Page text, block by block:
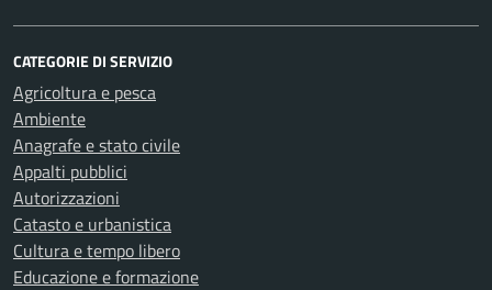
CATEGORIE DI SERVIZIO
Agricoltura e pesca
Ambiente
Anagrafe e stato civile
Appalti pubblici
Autorizzazioni
Catasto e urbanistica
Cultura e tempo libero
Educazione e formazione